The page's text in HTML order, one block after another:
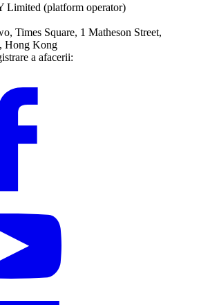
Limited (platform operator)
Times Square, 1 Matheson Street,
Hong Kong
a afacerii: